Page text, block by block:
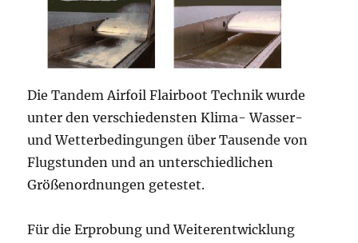
Die Tandem Airfoil Flairboot Technik wurde
unter den verschiedensten Klima- Wasser-
und Wetterbedingungen über Tausende von
Flugstunden und an unterschiedlichen
Größenordnungen getestet.
Für die Erprobung und Weiterentwicklung